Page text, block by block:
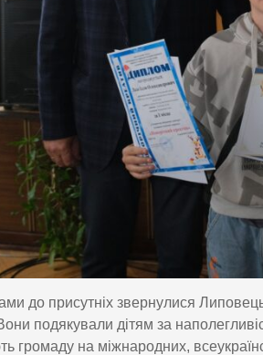
до присутніх звернулися
подякували дітям за
громаду на міжнародних,